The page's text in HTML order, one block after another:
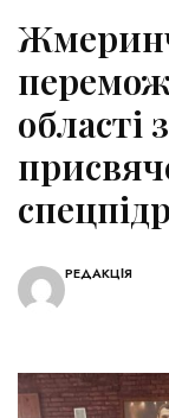
області
РЕДАКЦІЯ